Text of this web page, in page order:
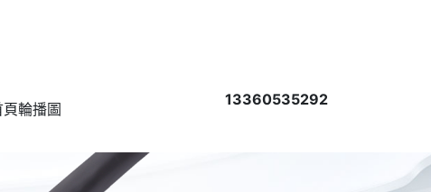
頁輪播圖
13360535292